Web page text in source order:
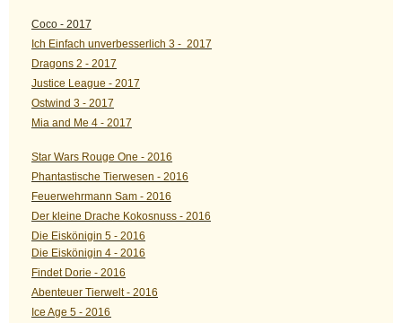
Coco - 2017
Ich Einfach unverbesserlich 3 - 2017
Dragons 2 - 2017
Justice League - 2017
Ostwind 3 - 2017
Mia and Me 4 - 2017
Star Wars Rouge One - 2016
Phantastische Tierwesen - 2016
Feuerwehrmann Sam - 2016
Der kleine Drache Kokosnuss - 2016
Die Eiskönigin 5 - 2016
Die Eiskönigin 4 - 2016
Findet Dorie - 2016
Abenteuer Tierwelt - 2016
Ice Age 5 - 2016